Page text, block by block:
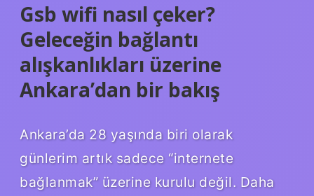
Gsb wifi nasıl çeker?
Geleceğin bağlantı
alışkanlıkları üzerine
Ankara’dan bir bakış
Ankara’da 28 yaşında biri olarak
günlerim artık sadece “internete
bağlanmak” üzerine kurulu değil. Daha